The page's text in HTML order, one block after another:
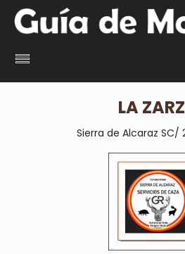
LA
Sierra de Alcaraz SC/